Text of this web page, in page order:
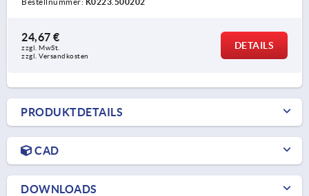
24,67 €
zzgl. MwSt.
zzgl. Versandkosten
DETAILS
PRODUKTDETAILS
CAD
DOWNLOADS